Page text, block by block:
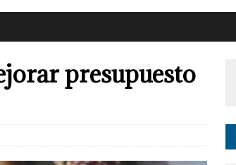
presupuesto